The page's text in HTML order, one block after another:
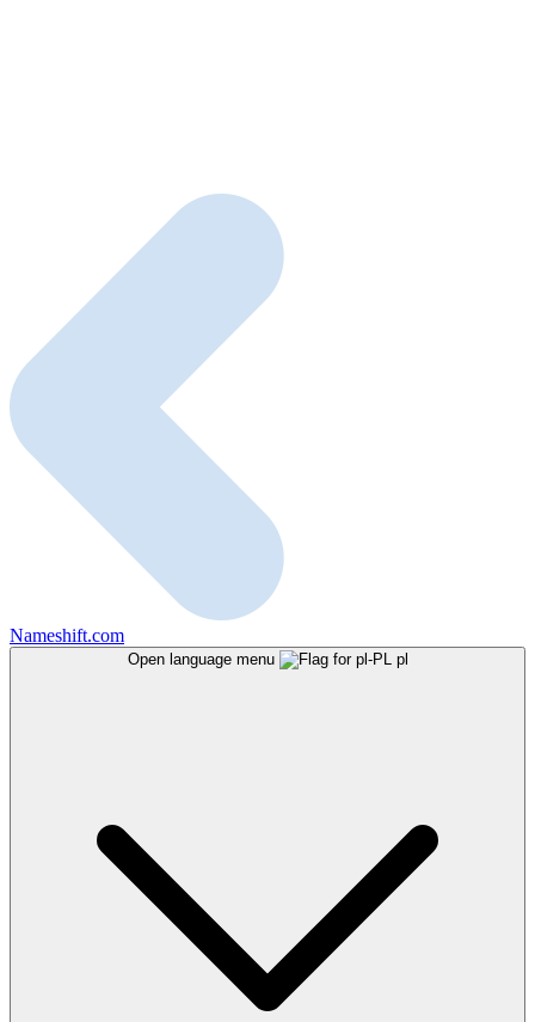
Nameshift.com
Open language menu pl